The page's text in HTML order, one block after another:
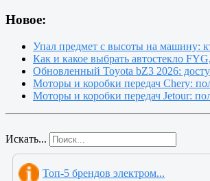
Новое:
Упал предмет с высоты на машину:
Как и какое выбрать автостекло
Обновленный Toyota bZ3 2026:
Моторы и коробки передач Chery:
Моторы и коробки передач Jetour:
Искать...
Топ-5 брендов электром...